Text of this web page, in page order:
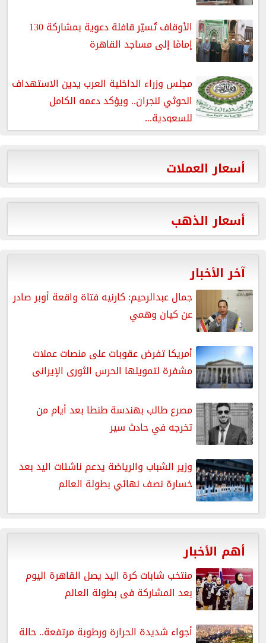
الأوقاف تُسيّر قافلة دعوية بمشاركة 130
إمامًا إلى مساجد القاهرة
مجلس وزراء الداخلية العرب يدين الاستهداف
الحوثي لنجران.. ويؤكد دعمه الكامل
للسعودية...
أسعار العملات
أسعار الذهب
آخر الأخبار
جمال عبدالرحيم: كارنيه فتاة واقعة أوبر صادر
عن كيان وهمي
أمريكا تفرض عقوبات على منصات عملات
مشفرة لتمويلها الحرس الثورى الإيرانى
مصرع طالب بهندسة طنطا بعد أيام من
تخرجه في حادث سير
وزير الشباب والرياضة يدعم ناشئات اليد بعد
خسارة نصف نهائي بطولة العالم
أهم الأخبار
منتخب شابات كرة اليد يصل القاهرة اليوم
بعد المشاركة فى بطولة العالم
أجواء شديدة الحرارة ورطوبة مرتفعة.. حالة